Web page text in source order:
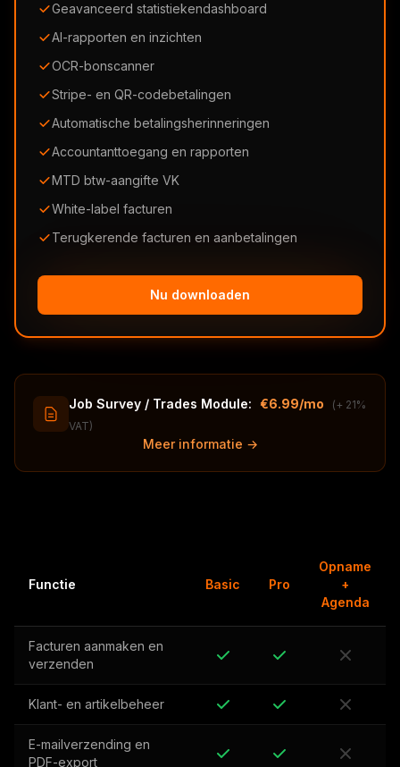
Geavanceerd statistiekendashboard
AI-rapporten en inzichten
OCR-bonscanner
Stripe- en QR-codebetalingen
Automatische betalingsherinneringen
Accountanttoegang en rapporten
MTD btw-aangifte VK
White-label facturen
Terugkerende facturen en aanbetalingen
Nu downloaden
Job Survey / Trades Module: €6.99/mo
(+ 21%
VAT)
Meer informatie →
Functie Basic Pro
Opname
+
Agenda
Facturen aanmaken en
verzenden
Klant- en artikelbeheer
E-mailverzending en
PDF-export